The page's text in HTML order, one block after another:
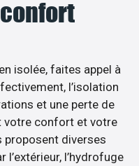
isolée, faites appel à
l’isolation
et une perte de
votre confort et votre
proposent diverses
l’hydrofuge